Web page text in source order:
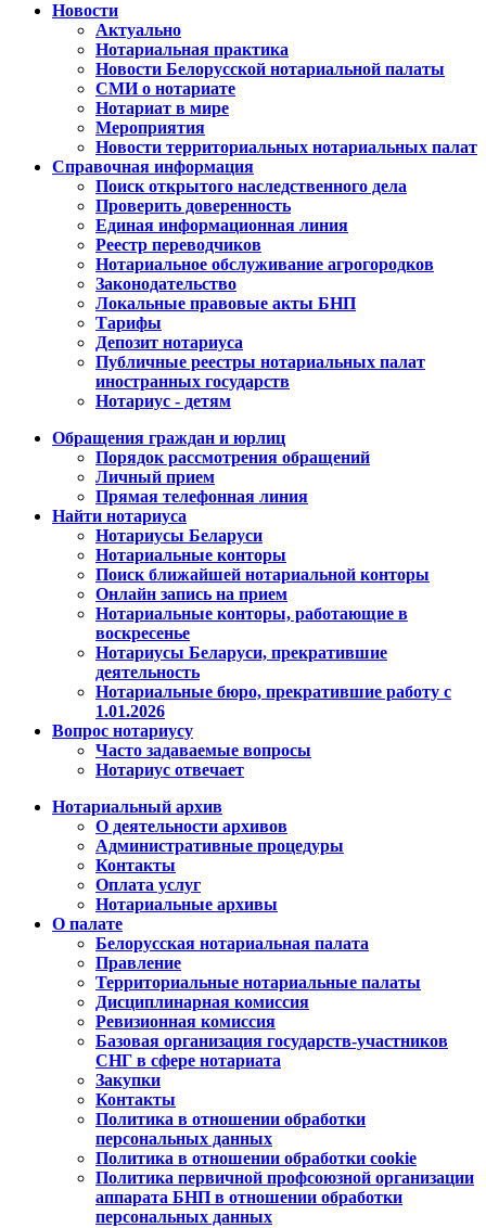
Новости
Актуально
Нотариальная практика
Новости Белорусской нотариальной палаты
СМИ о нотариате
Нотариат в мире
Мероприятия
Новости территориальных нотариальных палат
Справочная информация
Поиск открытого наследственного дела
Проверить доверенность
Единая информационная линия
Реестр переводчиков
Нотариальное обслуживание агрогородков
Законодательство
Локальные правовые акты БНП
Тарифы
Депозит нотариуса
Публичные реестры нотариальных палат
иностранных государств
Нотариус - детям
Обращения граждан и юрлиц
Порядок рассмотрения обращений
Личный прием
Прямая телефонная линия
Найти нотариуса
Нотариусы Беларуси
Нотариальные конторы
Поиск ближайшей нотариальной конторы
Онлайн запись на прием
Нотариальные конторы, работающие в
воскресенье
Нотариусы Беларуси, прекратившие
деятельность
Нотариальные бюро, прекратившие работу с
1.01.2026
Вопрос нотариусу
Часто задаваемые вопросы
Нотариус отвечает
Нотариальный архив
О деятельности архивов
Административные процедуры
Контакты
Оплата услуг
Нотариальные архивы
О палате
Белорусская нотариальная палата
Правление
Территориальные нотариальные палаты
Дисциплинарная комиссия
Ревизионная комиссия
Базовая организация государств-участников
СНГ в сфере нотариата
Закупки
Контакты
Политика в отношении обработки
персональных данных
Политика в отношении обработки cookie
Политика первичной профсоюзной организации
аппарата БНП в отношении обработки
персональных данных